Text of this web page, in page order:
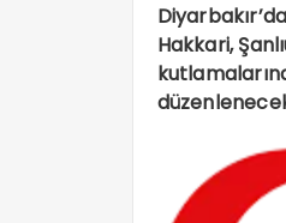
Hakkari,